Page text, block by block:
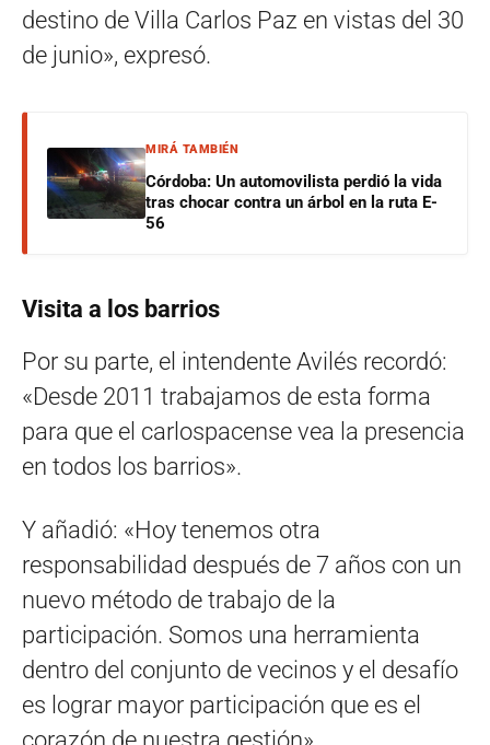
destino de Villa Carlos Paz en vistas del 30
de junio», expresó.
MIRÁ TAMBIÉN
Córdoba: Un automovilista perdió la vida
tras chocar contra un árbol en la ruta E-
56
Visita a los barrios
Por su parte, el intendente Avilés recordó:
«Desde 2011 trabajamos de esta forma
para que el carlospacense vea la presencia
en todos los barrios».
Y añadió: «Hoy tenemos otra
responsabilidad después de 7 años con un
nuevo método de trabajo de la
participación. Somos una herramienta
dentro del conjunto de vecinos y el desafío
es lograr mayor participación que es el